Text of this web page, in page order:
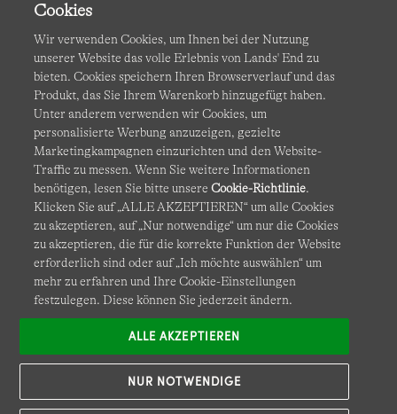
AGB Datenschutz & Sicherheit
Cookies Ich möchte auswählen Barrierefreiheit
Site Map Internationale Websites
Diese Website ist durch reCAPTCHA geschützt. Es gelten die
Datenschutzerklärung undNutzungsbedingungenvon
Google.
Cookies
Wir verwenden Cookies, um Ihnen bei der Nutzung
unserer Website das volle Erlebnis von Lands' End zu
bieten. Cookies speichern Ihren Browserverlauf und das
Produkt, das Sie Ihrem Warenkorb hinzugefügt haben.
Unter anderem verwenden wir Cookies, um
personalisierte Werbung anzuzeigen, gezielte
Marketingkampagnen einzurichten und den Website-
Traffic zu messen. Wenn Sie weitere Informationen
benötigen, lesen Sie bitte unsereCookie-Richtlinie.
Klicken Sie auf „ALLE AKZEPTIEREN“ um alle Cookies
zu akzeptieren, auf „Nur notwendige“ um nur die Cookies
zu akzeptieren, die für die korrekte Funktion der Website
erforderlich sind oder auf „Ich möchte auswählen“ um
mehr zu erfahren und Ihre Cookie-Einstellungen
festzulegen. Diese können Sie jederzeit ändern.
NUR NOTWENDIGE
ALLE AKZEPTIEREN